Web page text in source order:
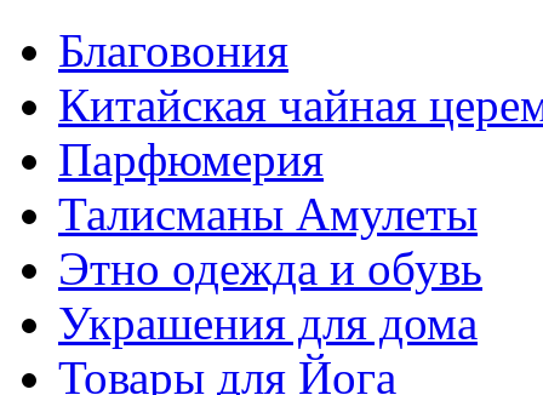
Благовония
Китайская чайная
Парфюмерия
Талисманы Амулеты
Этно одежда и обувь
Украшения для дома
Товары для Йога